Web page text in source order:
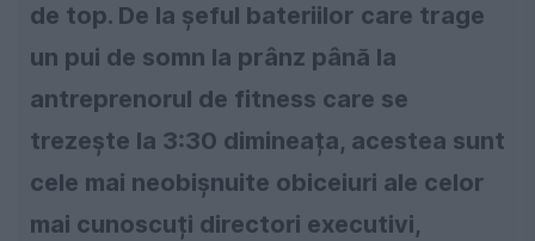
de top. De la șeful bateriilor care trage
un pui de somn la prânz până la
antreprenorul de fitness care se
trezește la 3:30 dimineața, acestea sunt
cele mai neobișnuite obiceiuri ale celor
mai cunoscuți directori executivi,